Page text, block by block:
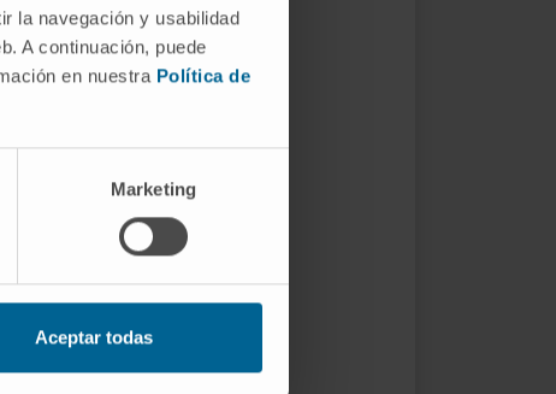
la navegación y usabilidad
A continuación, puede
en nuestra Política de
Marketing
Aceptar todas